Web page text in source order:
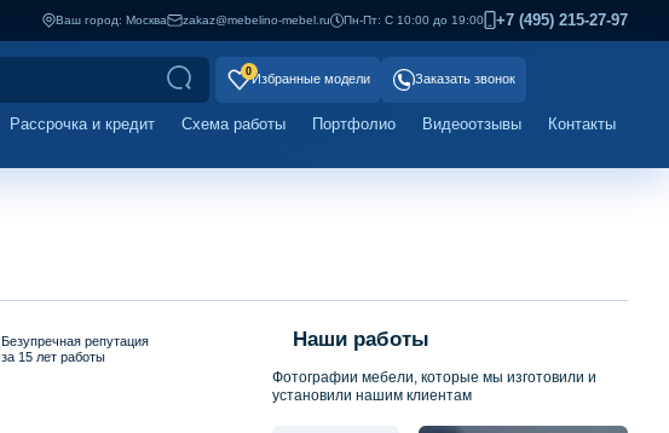
Ваш город: Москва zakaz@mebelino-mebel.ru Пн-Пт: С 10:00 до 19:00 +7 (495) 215-27-97
0
Избранные модели Заказать звонок
Рассрочка и кредит Схема работы Портфолио Видеоотзывы Контакты
Безупречная репутация
за 15 лет работы
Наши работы
Фотографии мебели, которые мы изготовили и
установили нашим клиентам